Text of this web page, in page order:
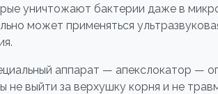
уничтожают бактерии даже в
может применяться
аппарат — апекслокатор —
не выйти за верхушку корня и не